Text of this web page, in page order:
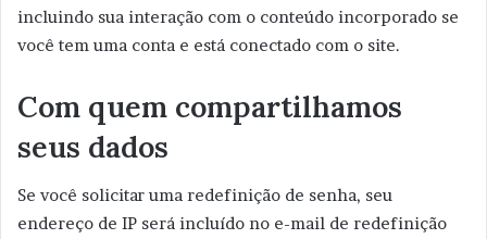
incluindo sua interação com o conteúdo incorporado se
você tem uma conta e está conectado com o site.
Com quem compartilhamos
seus dados
Se você solicitar uma redefinição de senha, seu
endereço de IP será incluído no e-mail de redefinição